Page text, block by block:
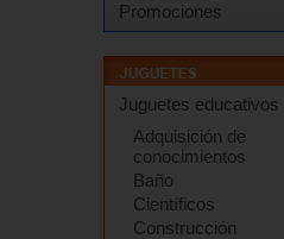
Promociones
Juguetes educativos
Adquisición de
conocimientos
Baño
Científicos
Construcción